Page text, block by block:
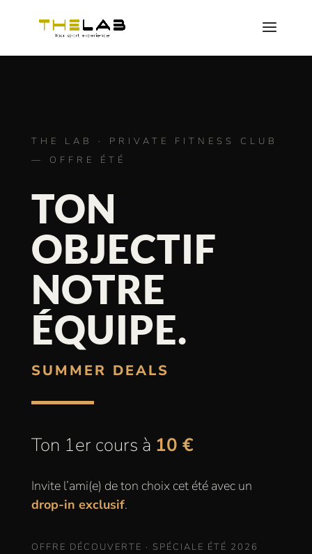
THE LAB · PRIVATE FITNESS CLUB
— OFFRE ÉTÉ
TON
OBJECTIF
NOTRE
ÉQUIPE.
SUMMER DEALS
Ton 1er cours à 10 €
Invite l’ami(e) de ton choix cet été avec un
drop-in exclusif.
OFFRE DÉCOUVERTE · SPÉCIALE ÉTÉ 2026